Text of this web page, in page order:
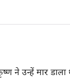
उन्हें मार डाला